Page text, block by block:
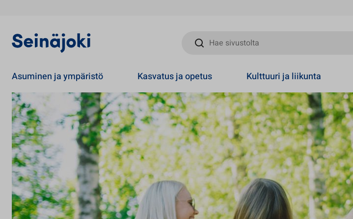
Hae sivustolta
Asuminen ja ympäristö Kasvatus ja opetus Kulttuuri ja liikunta